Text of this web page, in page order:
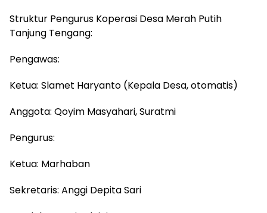
Struktur Pengurus Koperasi Desa Merah Putih
Tanjung Tengang:
Pengawas:
Ketua: Slamet Haryanto (Kepala Desa, otomatis)
Anggota: Qoyim Masyahari, Suratmi
Pengurus:
Ketua: Marhaban
Sekretaris: Anggi Depita Sari